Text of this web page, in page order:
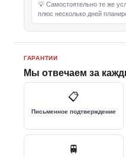
💡 Самостоятельно те же
плюс несколько дней
ГАРАНТИИ
Мы отвечаем за
📋
Письменное подтверждение
🚆